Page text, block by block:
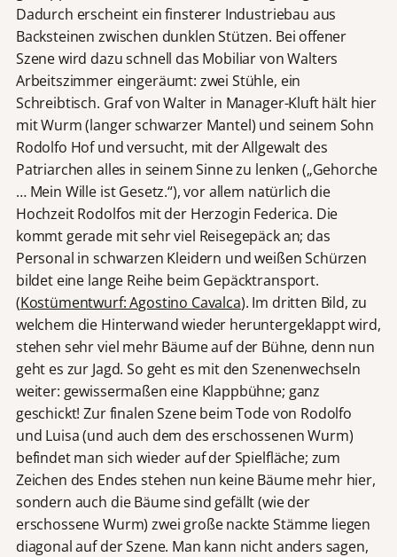
Dadurch erscheint ein finsterer Industriebau aus
Backsteinen zwischen dunklen Stützen. Bei offener
Szene wird dazu schnell das Mobiliar von Walters
Arbeitszimmer eingeräumt: zwei Stühle, ein
Schreibtisch. Graf von Walter in Manager-Kluft hält hier
mit Wurm (langer schwarzer Mantel) und seinem Sohn
Rodolfo Hof und versucht, mit der Allgewalt des
Patriarchen alles in seinem Sinne zu lenken („Gehorche
… Mein Wille ist Gesetz.“), vor allem natürlich die
Hochzeit Rodolfos mit der Herzogin Federica. Die
kommt gerade mit sehr viel Reisegepäck an; das
Personal in schwarzen Kleidern und weißen Schürzen
bildet eine lange Reihe beim Gepäcktransport.
(Kostümentwurf: Agostino Cavalca). Im dritten Bild, zu
welchem die Hinterwand wieder heruntergeklappt wird,
stehen sehr viel mehr Bäume auf der Bühne, denn nun
geht es zur Jagd. So geht es mit den Szenenwechseln
weiter: gewissermaßen eine Klappbühne; ganz
geschickt! Zur finalen Szene beim Tode von Rodolfo
und Luisa (und auch dem des erschossenen Wurm)
befindet man sich wieder auf der Spielfläche; zum
Zeichen des Endes stehen nun keine Bäume mehr hier,
sondern auch die Bäume sind gefällt (wie der
erschossene Wurm) zwei große nackte Stämme liegen
diagonal auf der Szene. Man kann nicht anders sagen,